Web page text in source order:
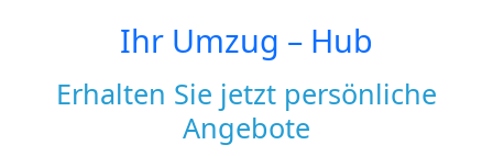
Ihr Umzug – Hub
Erhalten Sie jetzt persönliche
Angebote